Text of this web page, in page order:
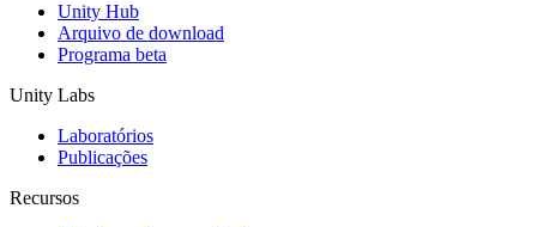
Unity Hub
Arquivo de download
Programa beta
Unity Labs
Laboratórios
Publicações
Recursos